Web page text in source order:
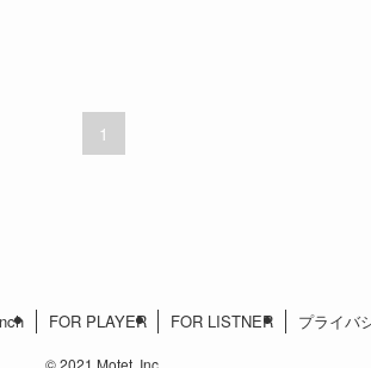
1
FOR PLAYER FOR LISTNER プライバ